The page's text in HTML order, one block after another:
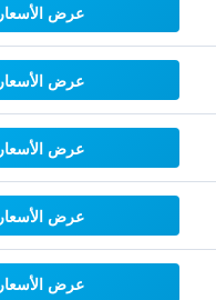
عرض الأسعار
عرض الأسعار
عرض الأسعار
عرض الأسعار
عرض الأسعار